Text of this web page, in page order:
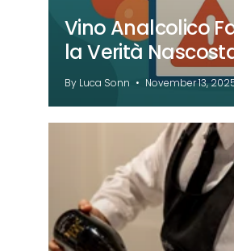
Vino Analcolico
la Verità
By Luca Sonn November 13,